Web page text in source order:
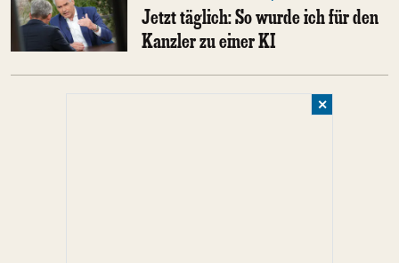
Jetzt täglich: So wurde ich für den
Kanzler zu einer KI
✕